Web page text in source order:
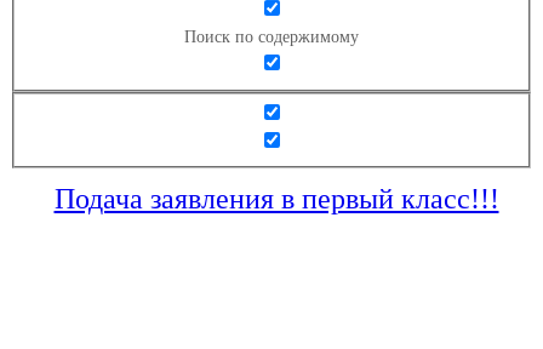
Поиск по содержимому
Подача заявления в первый класс!!!